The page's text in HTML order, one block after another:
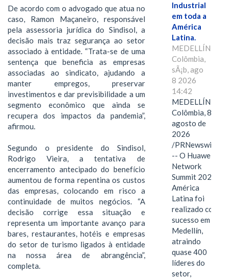
De acordo com o advogado que atua no
caso, Ramon Maçaneiro, responsável
pela assessoria jurídica do Sindisol, a
decisão mais traz segurança ao setor
associado à entidade. “Trata-se de uma
sentença que beneficia as empresas
associadas ao sindicato, ajudando a
manter empregos, preservar
investimentos e dar previsibilidade a um
segmento econômico que ainda se
recupera dos impactos da pandemia”,
afirmou.
Segundo o presidente do Sindisol,
Rodrigo Vieira, a tentativa de
encerramento antecipado do benefício
aumentou de forma repentina os custos
das empresas, colocando em risco a
continuidade de muitos negócios. “A
decisão corrige essa situação e
representa um importante avanço para
bares, restaurantes, hotéis e empresas
do setor de turismo ligados à entidade
na nossa área de abrangência”,
completa.
Industrial
em toda a
América
Latina.
MEDELLÍN,
Colômbia,
sÃ¡b, ago
8 2026
14:42
MEDELLÍN,
Colômbia, 8 de
agosto de
2026
/PRNewswire/
-- O Huawei
Network
Summit 2026
América
Latina foi
realizado com
sucesso em
Medellín,
atraindo
quase 400
líderes do
setor,